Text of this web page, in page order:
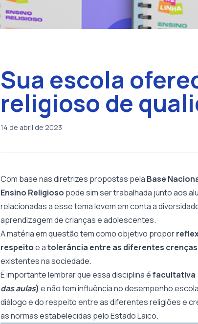
Sua escola
religioso de
14 de abril de 2023
Com base nas diretrizes propostas pela Base
Ensino Religioso pode sim ser trabalhada junto aos
relacionadas a esse tema levem em conta a
aprendizagem de crianças e adolescentes.
A matéria em questão tem como objetivo propor
respeitoe atolerância entre as diferentes crenças
existentes na sociedade.
É importante lembrar que essa disciplina éfacultativa
das aulas) e não tem influência no desempenho
diálogo e do respeito entre as diferentes religiões e
as normas estabelecidas pelo Estado Laico.